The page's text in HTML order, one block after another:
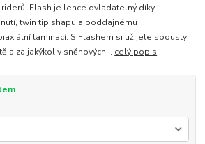
Flash je lehce ovladatelný díky
twin tip shapu a poddajnému
laminací. S Flashem si užijete spousty
a za jakýkoliv sněhových... celý popis